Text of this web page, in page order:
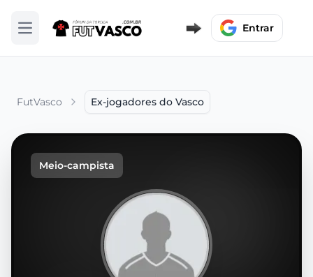
Abrir menu Entrar
FutVasco Ex-jogadores do Vasco
Meio-campista